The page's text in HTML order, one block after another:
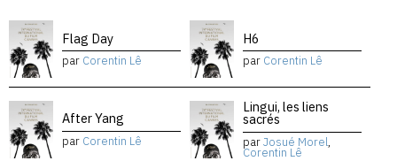
Flag Day
par Corentin Lê
H6
par Corentin Lê
After Yang
par Corentin Lê
Lingui, les liens
sacrés
parJosué Morel,
Corentin Lê